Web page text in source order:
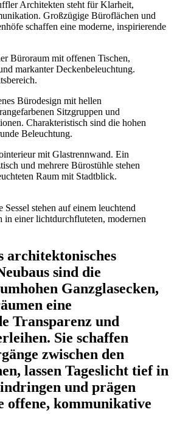
Architekten steht für Klarheit,
Großzügige Büroflächen und
schaffen eine moderne, inspirierende
architektonisches
sind die
Ganzglasecken,
eine
Transparenz und
Sie schaffen
zwischen den
lassen Tageslicht tief in
und prägen
offene, kommunikative